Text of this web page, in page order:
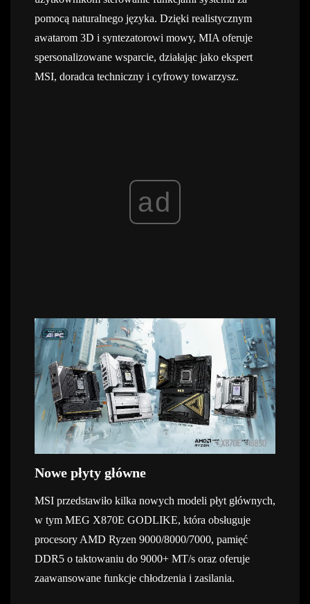
pomocą naturalnego języka. Dzięki realistycznym
awatarom 3D i syntezatorowi mowy, MIA oferuje
spersonalizowane wsparcie, działając jako ekspert
MSI, doradca techniczny i cyfrowy towarzysz.
ad
Nowe płyty główne
MSI przedstawiło kilka nowych modeli płyt głównych,
w tym MEG X870E GODLIKE, która obsługuje
procesory AMD Ryzen 9000/8000/7000, pamięć
DDR5 o taktowaniu do 9000+ MT/s oraz oferuje
zaawansowane funkcje chłodzenia i zasilania.